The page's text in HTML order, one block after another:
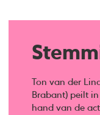
Ton van der
Brabant) peilt
hand van de